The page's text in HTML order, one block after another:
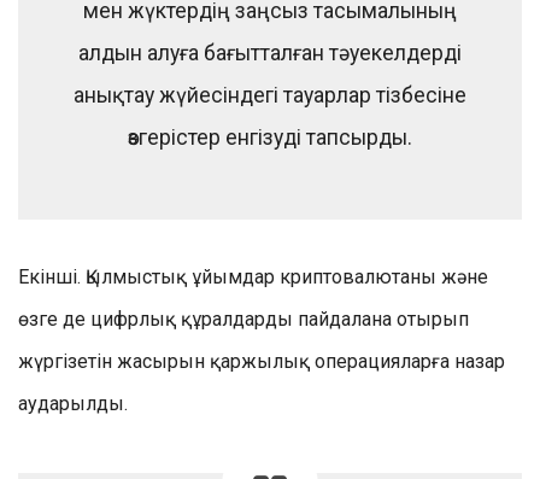
мен жүктердің заңсыз тасымалының
алдын алуға бағытталған тәуекелдерді
анықтау жүйесіндегі тауарлар тізбесіне
өзгерістер енгізуді тапсырды.
Екінші. Қылмыстық ұйымдар криптовалютаны және
өзге де цифрлық құралдарды пайдалана отырып
жүргізетін жасырын қаржылық операцияларға назар
аударылды.